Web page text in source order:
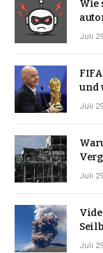
Wie
Juli
und
Juli
Juli
Juli